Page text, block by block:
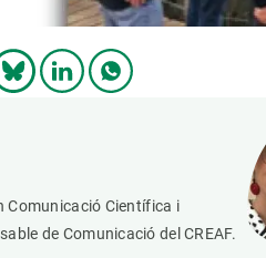
Comunicació Científica i
de Comunicació del CREAF.